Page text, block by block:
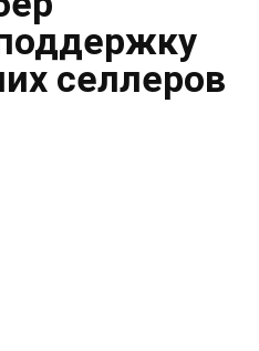
селлеров